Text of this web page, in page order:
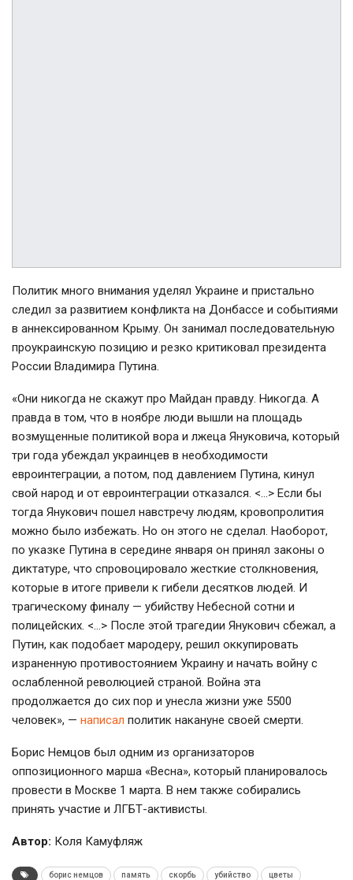
Политик много внимания уделял Украине и пристально
следил за развитием конфликта на Донбассе и событиями
в аннексированном Крыму. Он занимал последовательную
проукраинскую позицию и резко критиковал президента
России Владимира Путина.
«Они никогда не скажут про Майдан правду. Никогда. А
правда в том, что в ноябре люди вышли на площадь
возмущенные политикой вора и лжеца Януковича, который
три года убеждал украинцев в необходимости
евроинтеграции, а потом, под давлением Путина, кинул
свой народ и от евроинтеграции отказался. <…> Если бы
тогда Янукович пошел навстречу людям, кровопролития
можно было избежать. Но он этого не сделал. Наоборот,
по указке Путина в середине января он принял законы о
диктатуре, что спровоцировало жесткие столкновения,
которые в итоге привели к гибели десятков людей. И
трагическому финалу — убийству Небесной сотни и
полицейских. <…> После этой трагедии Янукович сбежал, а
Путин, как подобает мародеру, решил оккупировать
израненную противостоянием Украину и начать войну с
ослабленной революцией страной. Война эта
продолжается до сих пор и унесла жизни уже 5500
человек», — написал политик накануне своей смерти.
Борис Немцов был одним из организаторов
оппозиционного марша «Весна», который планировалось
провести в Москве 1 марта. В нем также собирались
принять участие и ЛГБТ-активисты.
Автор: Коля Камуфляж
борис немцов память скорбь убийство цветы